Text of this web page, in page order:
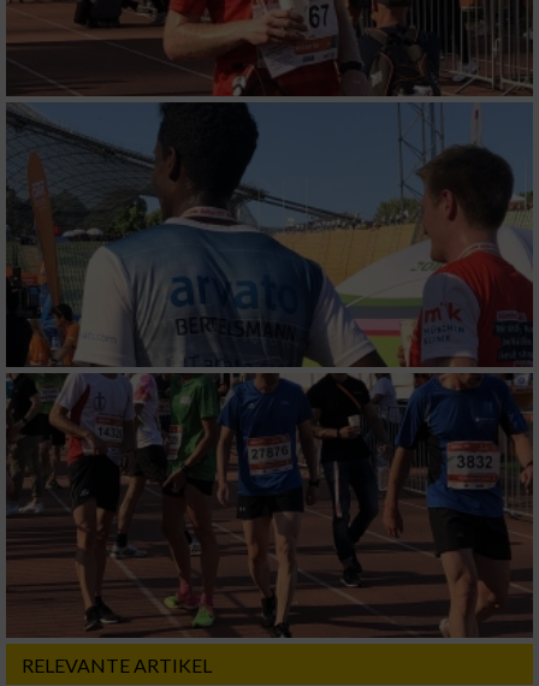
RELEVANTE ARTIKEL
Verwendung reduzierter Daten zur Auswahl
von Werbeanzeigen
Erstellung von Profilen für personalisierte
Werbung
Verwendung von Profilen zur Auswahl
personalisierter Werbung
Erstellung von Profilen zur Personalisierung
von Inhalten
Verwendung von Profilen zur Auswahl
personalisierter Inhalte
Messung der Werbeleistung
Messung der Performance von Inhalten
Analyse von Zielgruppen durch Statistiken
oder Kombinationen von Daten aus
verschiedenen Quellen
Entwicklung und Verbesserung der Angebote